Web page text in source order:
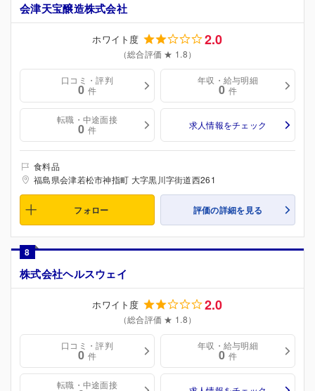
会津天宝醸造株式会社
ホワイト度 2.0
（総合評価 ★ 1.8）
口コミ・評判
0 件
年収・給与明細
0 件
転職・中途面接
0 件 求人情報をチェック
食料品
福島県会津若松市神指町 大字黒川字街道西261
フォロー 評価の詳細を見る
8
株式会社ヘルスウェイ
ホワイト度 2.0
（総合評価 ★ 1.8）
口コミ・評判
0 件
年収・給与明細
0 件
転職・中途面接